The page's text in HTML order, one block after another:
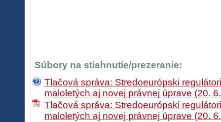
Súbory na stiahnutie/prezeranie:
Tlačová správa: Stredoeurópski
maloletých aj novej právnej úprave (20.
Tlačová správa: Stredoeurópski
maloletých aj novej právnej úprave (20.